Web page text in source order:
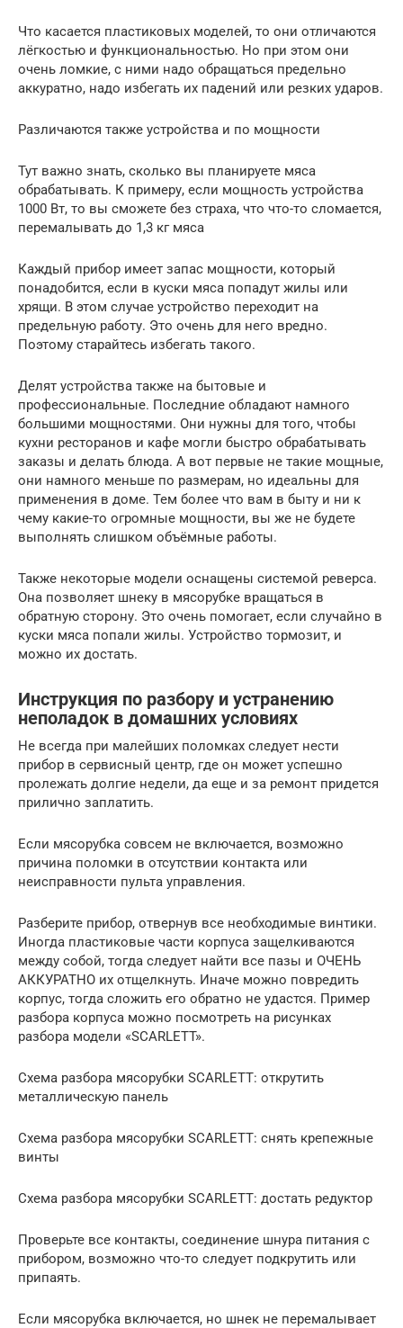
Что касается пластиковых моделей, то они отличаются
лёгкостью и функциональностью. Но при этом они
очень ломкие, с ними надо обращаться предельно
аккуратно, надо избегать их падений или резких ударов.
Различаются также устройства и по мощности
Тут важно знать, сколько вы планируете мяса
обрабатывать. К примеру, если мощность устройства
1000 Вт, то вы сможете без страха, что что-то сломается,
перемалывать до 1,3 кг мяса
Каждый прибор имеет запас мощности, который
понадобится, если в куски мяса попадут жилы или
хрящи. В этом случае устройство переходит на
предельную работу. Это очень для него вредно.
Поэтому старайтесь избегать такого.
Делят устройства также на бытовые и
профессиональные. Последние обладают намного
большими мощностями. Они нужны для того, чтобы
кухни ресторанов и кафе могли быстро обрабатывать
заказы и делать блюда. А вот первые не такие мощные,
они намного меньше по размерам, но идеальны для
применения в доме. Тем более что вам в быту и ни к
чему какие-то огромные мощности, вы же не будете
выполнять слишком объёмные работы.
Также некоторые модели оснащены системой реверса.
Она позволяет шнеку в мясорубке вращаться в
обратную сторону. Это очень помогает, если случайно в
куски мяса попали жилы. Устройство тормозит, и
можно их достать.
Инструкция по разбору и устранению
неполадок в домашних условиях
Не всегда при малейших поломках следует нести
прибор в сервисный центр, где он может успешно
пролежать долгие недели, да еще и за ремонт придется
прилично заплатить.
Если мясорубка совсем не включается, возможно
причина поломки в отсутствии контакта или
неисправности пульта управления.
Разберите прибор, отвернув все необходимые винтики.
Иногда пластиковые части корпуса защелкиваются
между собой, тогда следует найти все пазы и ОЧЕНЬ
АККУРАТНО их отщелкнуть. Иначе можно повредить
корпус, тогда сложить его обратно не удастся. Пример
разбора корпуса можно посмотреть на рисунках
разбора модели «SCARLETT».
Схема разбора мясорубки SCARLETT: открутить
металлическую панель
Схема разбора мясорубки SCARLETT: снять крепежные
винты
Схема разбора мясорубки SCARLETT: достать редуктор
Проверьте все контакты, соединение шнура питания с
прибором, возможно что-то следует подкрутить или
припаять.
Если мясорубка включается, но шнек не перемалывает